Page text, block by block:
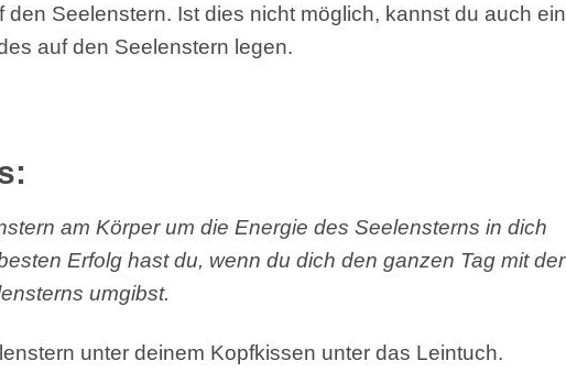
den Seelenstern. Ist dies nicht möglich, kannst du auch ein
auf den Seelenstern legen.
am Körper um die Energie des Seelensterns in dich
Erfolg hast du, wenn du dich den ganzen Tag mit der
umgibst.
unter deinem Kopfkissen unter das Leintuch.